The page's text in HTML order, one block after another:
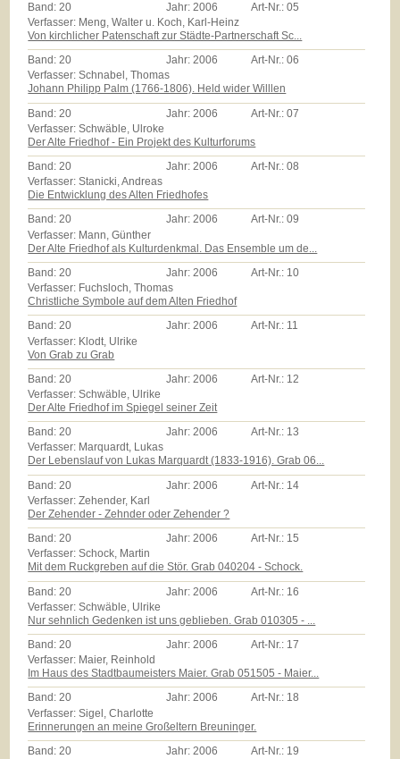
Band: 20 Jahr: 2006 Art-Nr.:05
Verfasser: Meng, Walter u. Koch, Karl-Heinz
Von kirchlicher Patenschaft zur Städte-Partnerschaft Sc...
Band:20 Jahr:2006 Art-Nr.:06
Verfasser: Schnabel, Thomas
Johann Philipp Palm (1766-1806). Held wider Willlen
Band: 20 Jahr: 2006 Art-Nr.:07
Verfasser: Schwäble, Ulroke
Der Alte Friedhof - Ein Projekt des Kulturforums
Band:20 Jahr:2006 Art-Nr.:08
Verfasser: Stanicki, Andreas
Die Entwicklung des Alten Friedhofes
Band:20 Jahr:2006 Art-Nr.:09
Verfasser: Mann, Günther
Der Alte Friedhof als Kulturdenkmal. Das Ensemble um de...
Band:20 Jahr:2006 Art-Nr.: 10
Verfasser: Fuchsloch, Thomas
Christliche Symbole auf dem Alten Friedhof
Band:20 Jahr:2006 Art-Nr.: 11
Verfasser: Klodt, Ulrike
Von Grab zu Grab
Band: 20 Jahr: 2006 Art-Nr.: 12
Verfasser: Schwäble, Ulrike
Der Alte Friedhof im Spiegel seiner Zeit
Band:20 Jahr:2006 Art-Nr.: 13
Verfasser: Marquardt, Lukas
Der Lebenslauf von Lukas Marquardt (1833-1916). Grab 06...
Band: 20 Jahr: 2006 Art-Nr.: 14
Verfasser: Zehender, Karl
Der Zehender - Zehnder oder Zehender ?
Band:20 Jahr:2006 Art-Nr.: 15
Verfasser: Schock, Martin
Mit dem Ruckgreben auf die Stör. Grab 040204 - Schock.
Band: 20 Jahr: 2006 Art-Nr.: 16
Verfasser: Schwäble, Ulrike
Nur sehnlich Gedenken ist uns geblieben. Grab 010305 - ...
Band:20 Jahr:2006 Art-Nr.: 17
Verfasser: Maier, Reinhold
Im Haus des Stadtbaumeisters Maier. Grab 051505 - Maier...
Band:20 Jahr:2006 Art-Nr.: 18
Verfasser: Sigel, Charlotte
Erinnerungen an meine Großeltern Breuninger.
Band:20 Jahr:2006 Art-Nr.: 19